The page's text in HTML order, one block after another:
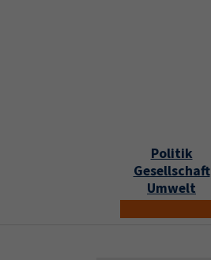
Politik
Gesellschaft
Umwelt